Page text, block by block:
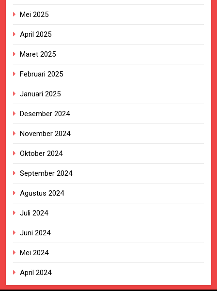
Mei 2025
April 2025
Maret 2025
Februari 2025
Januari 2025
Desember 2024
November 2024
Oktober 2024
September 2024
Agustus 2024
Juli 2024
Juni 2024
Mei 2024
April 2024